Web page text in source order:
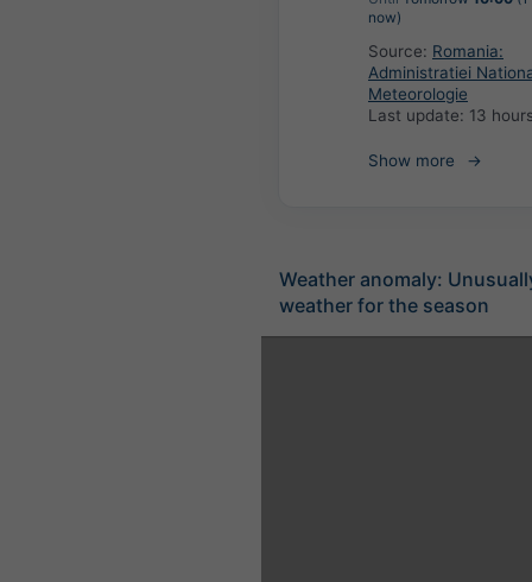
now)
Source: Romania:
Administratiei
Meteorologie
Last update: 13
Show more
Weather anomaly:
weather for the season